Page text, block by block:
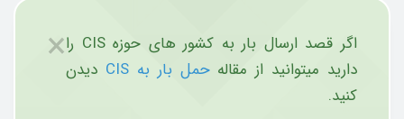
×اگر قصد ارسال بار به کشور های حوزه CIS را
دارید میتوانید از مقاله حمل بار به CIS
دیدن
کنید.